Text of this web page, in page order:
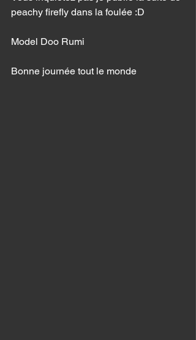
peachy firefly dans la foulée :D
Model Doo Rumi
Bonne journée tout le monde